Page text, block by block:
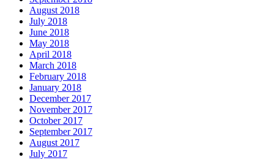
August 2018
July 2018
June 2018
May 2018
April 2018
March 2018
February 2018
January 2018
December 2017
November 2017
October 2017
September 2017
August 2017
July 2017